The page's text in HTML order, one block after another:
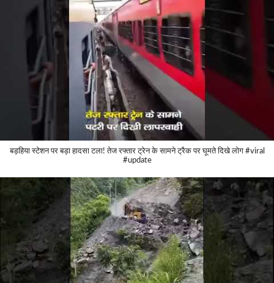
बड़हिया स्टेशन पर बड़ा हादसा टला! तेज रफ्तार ट्रेन के सामने ट्रैक पर घूमते दिखे लोग #viral
#update